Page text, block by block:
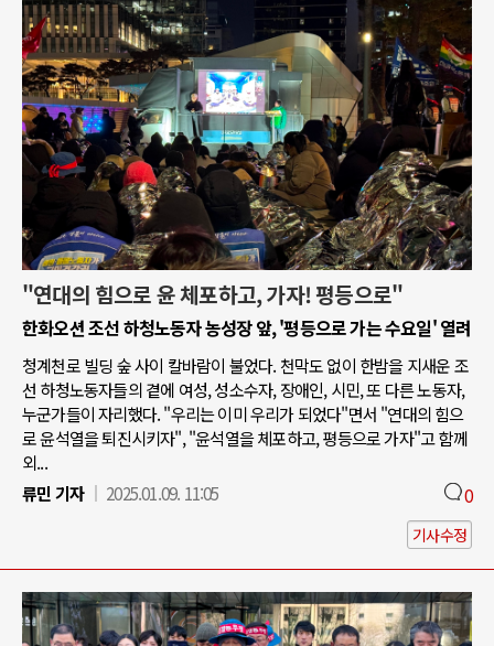
"연대의 힘으로 윤 체포하고, 가자! 평등으로"
한화오션 조선 하청노동자 농성장 앞, '평등으로 가는 수요일' 열려
청계천로 빌딩 숲 사이 칼바람이 불었다. 천막도 없이 한밤을 지새운 조
선 하청노동자들의 곁에 여성, 성소수자, 장애인, 시민, 또 다른 노동자,
누군가들이 자리했다. "우리는 이미 우리가 되었다"면서 "연대의 힘으
로 윤석열을 퇴진시키자", "윤석열을 체포하고, 평등으로 가자"고 함께
외...
류민 기자
2025.01.09. 11:05 0
기사수정